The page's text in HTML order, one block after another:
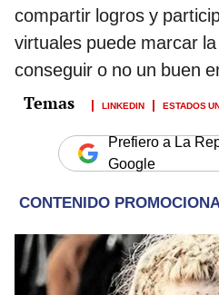
compartir logros y
virtuales puede marcar
conseguir o no un buen
LINKEDIN ESTADOS
Prefiero a La
Google